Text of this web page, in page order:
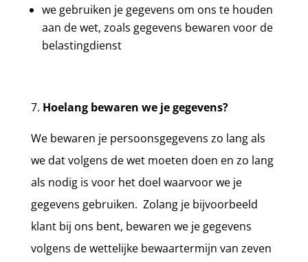
we gebruiken je gegevens om ons te houden
aan de wet, zoals gegevens bewaren voor de
belastingdienst
Hoelang bewaren we je gegevens?
We bewaren je persoonsgegevens zo lang als
we dat volgens de wet moeten doen en zo lang
als nodig is voor het doel waarvoor we je
gegevens gebruiken. Zolang je bijvoorbeeld
klant bij ons bent, bewaren we je gegevens
volgens de wettelijke bewaartermijn van zeven